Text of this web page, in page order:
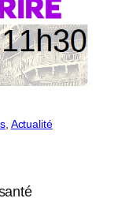
, Actualité